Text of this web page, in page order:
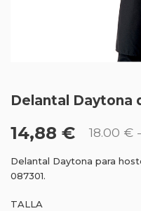
Delantal Daytona
14,88 € 18.00 €
Delantal Daytona para
087301.
TALLA